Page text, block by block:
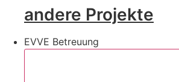
andere Projekte
EVVE Betreuung